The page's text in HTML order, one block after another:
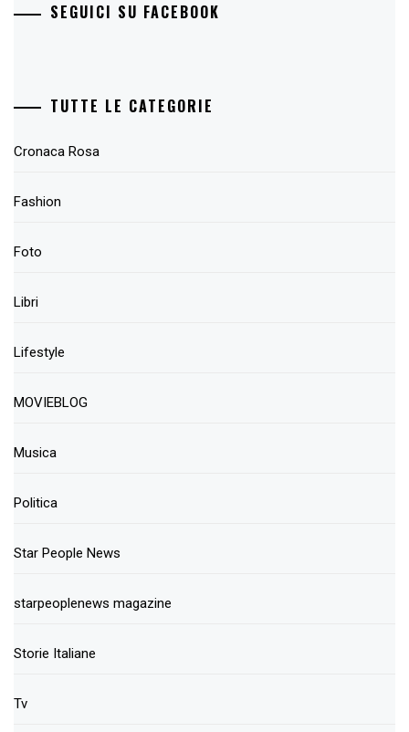
SEGUICI SU FACEBOOK
TUTTE LE CATEGORIE
Cronaca Rosa
Fashion
Foto
Libri
Lifestyle
MOVIEBLOG
Musica
Politica
Star People News
starpeoplenews magazine
Storie Italiane
Tv